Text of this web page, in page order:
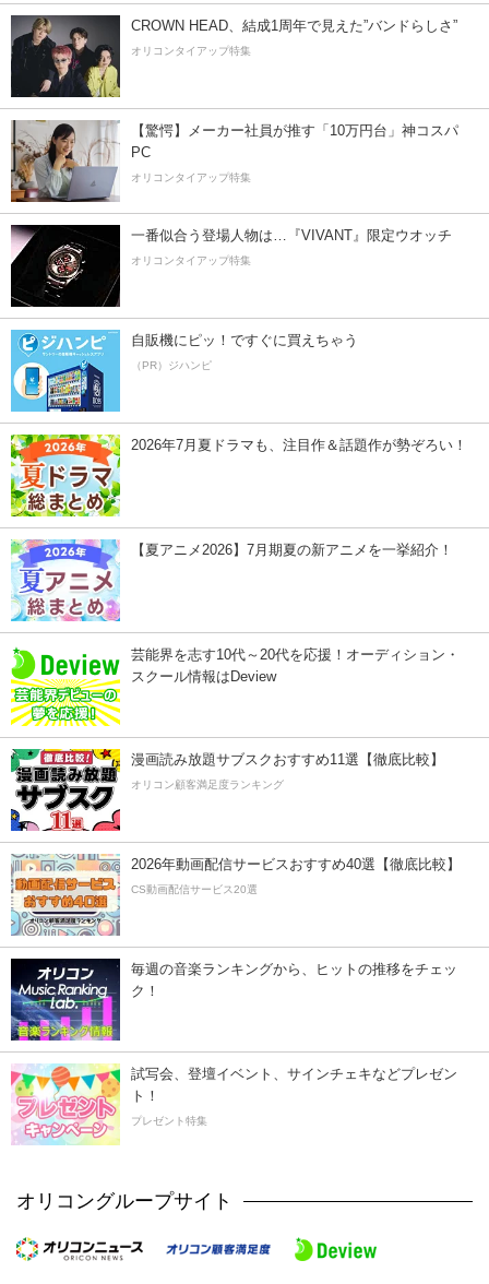
CROWN HEAD、結成1周年で見えた”バンドらしさ”
オリコンタイアップ特集
【驚愕】メーカー社員が推す「10万円台」神コスパ
PC
オリコンタイアップ特集
一番似合う登場人物は…『VIVANT』限定ウオッチ
オリコンタイアップ特集
自販機にピッ！ですぐに買えちゃう
（PR）ジハンピ
2026年7月夏ドラマも、注目作＆話題作が勢ぞろい！
【夏アニメ2026】7月期夏の新アニメを一挙紹介！
芸能界を志す10代～20代を応援！オーディション・
スクール情報はDeview
漫画読み放題サブスクおすすめ11選【徹底比較】
オリコン顧客満足度ランキング
2026年動画配信サービスおすすめ40選【徹底比較】
CS動画配信サービス20選
毎週の音楽ランキングから、ヒットの推移をチェッ
ク！
試写会、登壇イベント、サインチェキなどプレゼン
ト！
プレゼント特集
オリコングループサイト